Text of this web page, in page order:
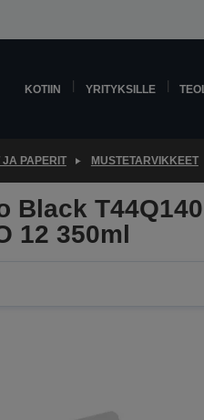
KOTIIN YRITYKSILLE
JA PAPERIT MUSTETARVIKKEET
Black T44Q140
12 350ml